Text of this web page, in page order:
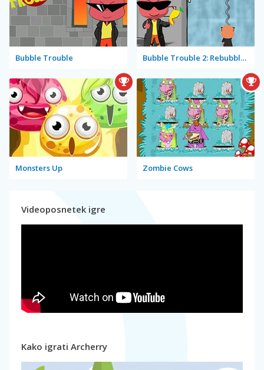
Bubble Trouble Bubble Trouble 2: Rebubbled
Monsters Up Zombie Cows
Videoposnetek igre
Kako igrati Archerry